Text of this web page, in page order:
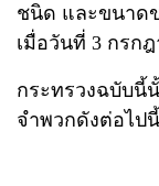
ชนิด และขนาด
เมื่อวันที่ 3 กรก
กระทรวงฉบับนี้
จำพวกดังต่อไปนี้